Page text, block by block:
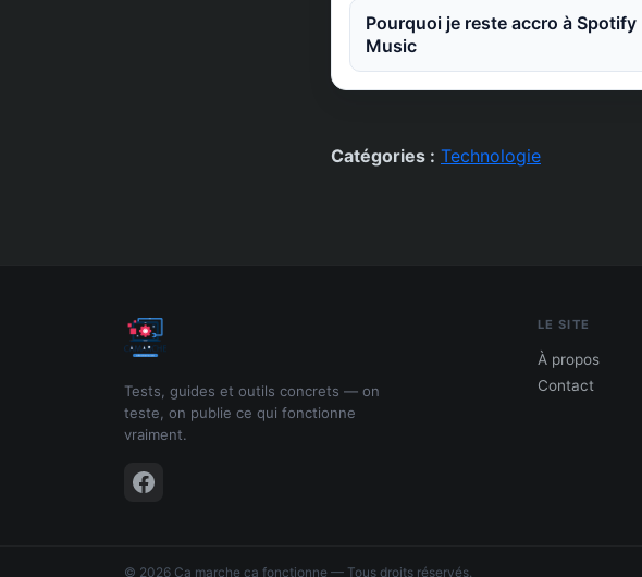
Pourquoi je reste accro à
Music
Catégories : Technologie
Tests, guides et outils concrets — on
teste, on publie ce qui fonctionne
vraiment.
LE SITE
À propos
Contact
© 2026 Ca marche ça fonctionne — Tous droits réservés.